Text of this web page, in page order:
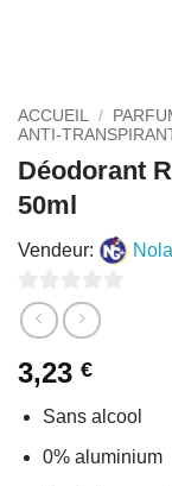
ACCUEIL /
ANTI-
Déodorant
50ml
Vendeur:
0
sur
5
3,23 €
Sans alcool
0% aluminium